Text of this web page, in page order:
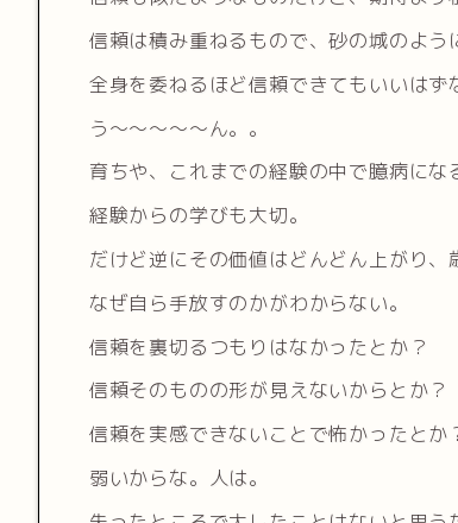
信頼は積み重ねるもので、砂の城のよう
全身を委ねるほど信頼できてもいいは
う〜〜〜〜〜ん。。
育ちや、これまでの経験の中で臆病にな
経験からの学びも大切。
だけど逆にその価値はどんどん上がり、
なぜ自ら手放すのかがわからない。
信頼を裏切るつもりはなかったとか？
信頼そのものの形が見えないからとか？
信頼を実感できないことで怖かったとか
弱いからな。人は。